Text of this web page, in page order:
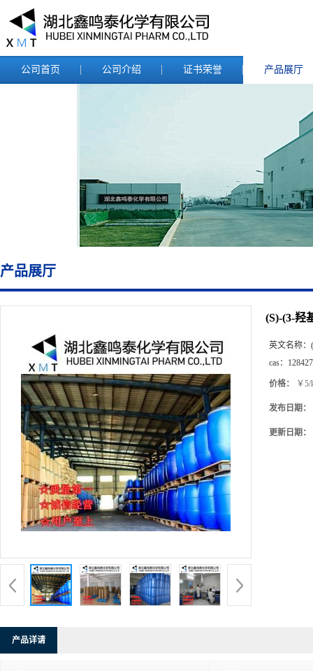
公司首页 公司介绍 证书荣誉 产品展厅
产品展厅
(S)-(3-羟
英文名称：
cas：
价格： ￥5/
发布日期：
更新日期：
产品详请